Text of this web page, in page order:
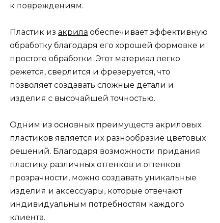
к повреждениям.
Пластик из акрила обеспечивает эффективную
обработку благодаря его хорошей формовке и
простоте обработки. Этот материал легко
режется, сверлится и фрезеруется, что
позволяет создавать сложные детали и
изделия с высочайшей точностью.
Одним из основных преимуществ акриловых
пластиков является их разнообразие цветовых
решений. Благодаря возможности придания
пластику различных оттенков и оттенков
прозрачности, можно создавать уникальные
изделия и аксессуары, которые отвечают
индивидуальным потребностям каждого
клиента.